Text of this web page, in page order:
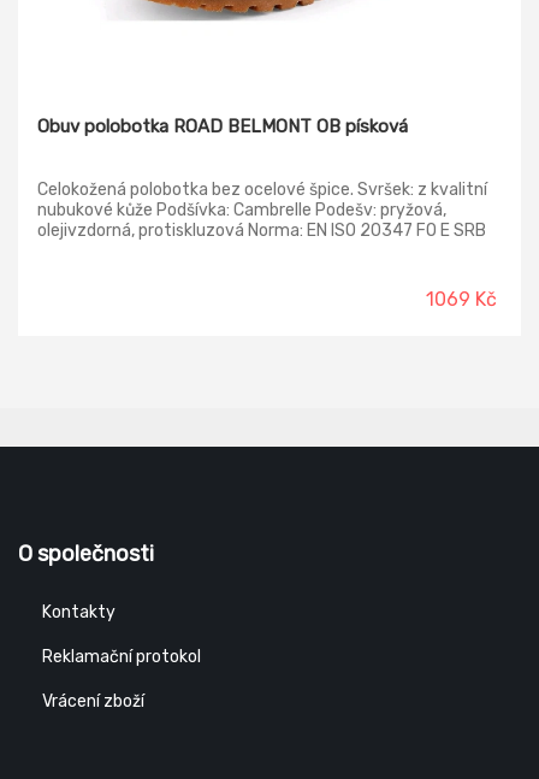
Obuv polobotka ROAD BELMONT OB písková
Celokožená polobotka bez ocelové špice. Svršek: z kvalitní
nubukové kůže Podšívka: Cambrelle Podešv: pryžová,
olejivzdorná, protiskluzová Norma: EN ISO 20347 FO E SRB
1069 Kč
O společnosti
Kontakty
Reklamační protokol
Vrácení zboží